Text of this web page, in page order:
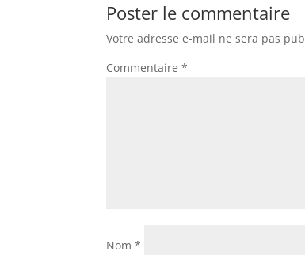
Poster le commentaire
Votre adresse e-mail ne sera pas
Commentaire*
Nom*